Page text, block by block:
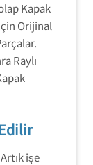
Kapak
Orijinal
Raylı
işe